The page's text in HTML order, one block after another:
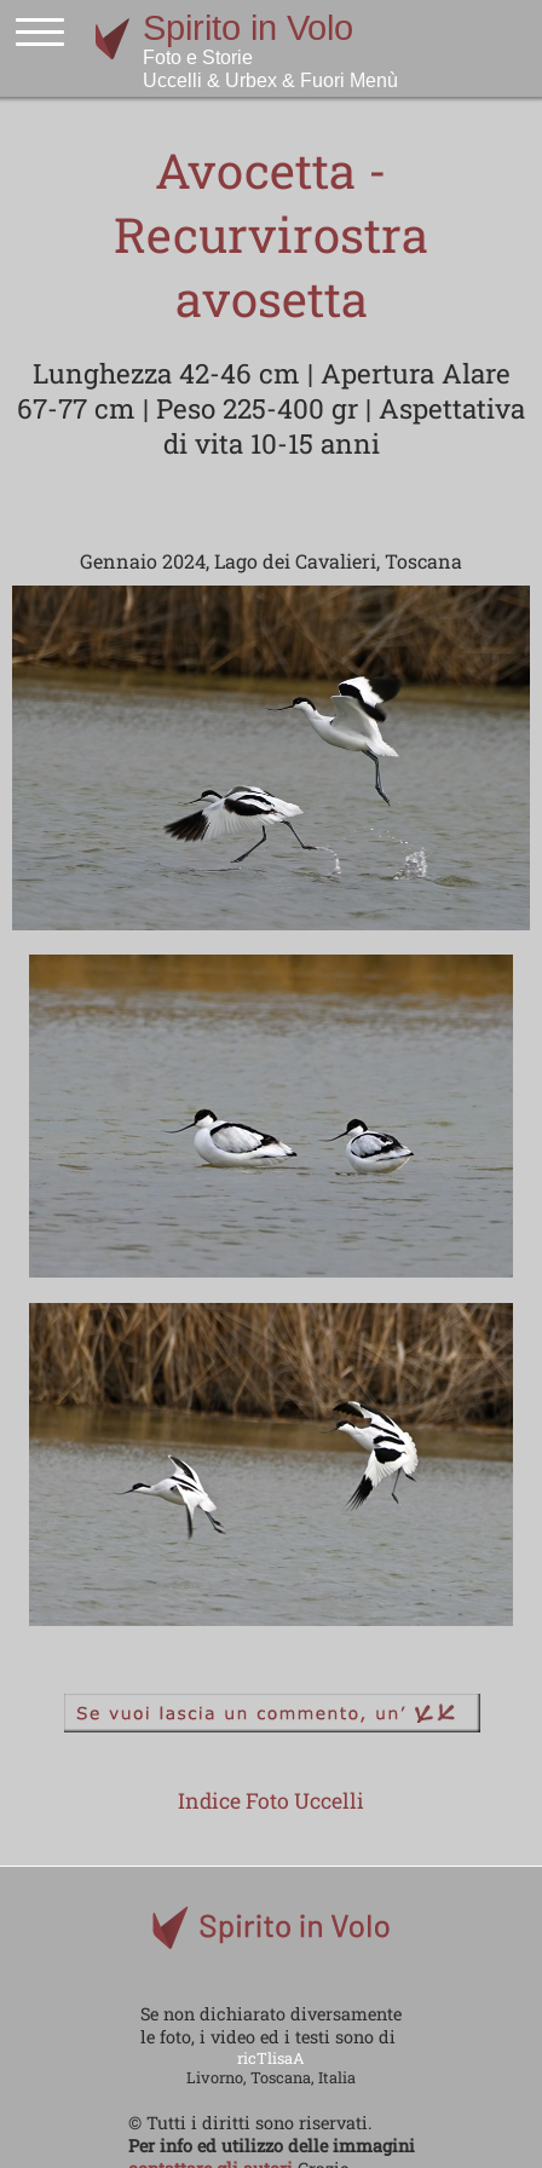
Avocetta -
Recurvirostra
avosetta
Lunghezza 42-46 cm | Apertura Alare
67-77 cm | Peso 225-400 gr | Aspettativa
di vita 10-15 anni
Gennaio 2024, Lago dei Cavalieri, Toscana
Indice Foto Uccelli
Se non dichiarato diversamente
le foto, i video ed i testi sono di
ricTlisaA
Livorno, Toscana, Italia
© Tutti i diritti sono riservati.
Per info ed utilizzo delle immagini